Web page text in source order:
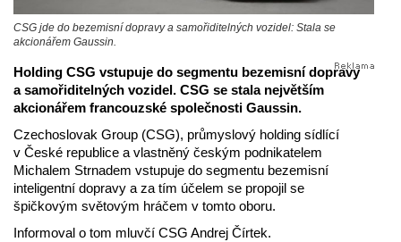
CSG jde do bezemisní dopravy a samořiditelných vozidel: Stala se
akcionářem Gaussin.
Holding CSG vstupuje do segmentu bezemisní dopravy
a samořiditelných vozidel. CSG se stala největším
akcionářem francouzské společnosti Gaussin.
Czechoslovak Group (CSG), průmyslový holding sídlící
v České republice a vlastněný českým podnikatelem
Michalem Strnadem vstupuje do segmentu bezemisní
inteligentní dopravy a za tím účelem se propojil se
špičkovým světovým hráčem v tomto oboru.
Informoval o tom mluvčí CSG Andrej Čírtek.